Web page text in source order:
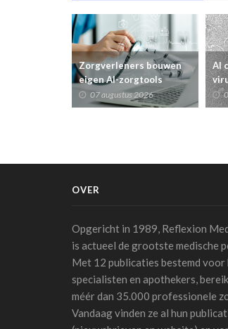
Zorgverleners bouwen
eigen AI-zorgtools
tijdens eerste Clinical
Build Day
07 augustus 2026
AI
OVER
Opgericht in 1989, Reflexion
is actueel de grootste medische
Met 12 publicaties bestemd voor
specialisten en apothekers,
méér dan 35.000 professionele
Vandaag vinden ze al hun